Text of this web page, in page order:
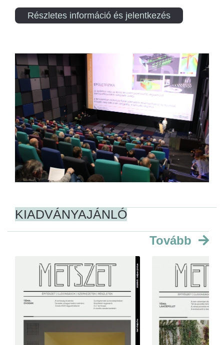
Részletes információ és jelentkezés
KIADVÁNYAJÁNLÓ
Tovább